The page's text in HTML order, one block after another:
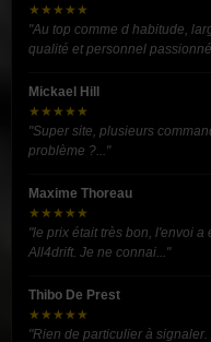
★★★★★
"Au top comme d habitude,
qualité et personnel
Mickael Hill
★★★★★
"Super site, plusieurs
problème ?..."
Maxime Thoreau
★★★★★
"le prix était très bon, l'envoi a
All4drift. Je ne connai..."
Thibo De Prest
★★★★★
"Rien de particulier à